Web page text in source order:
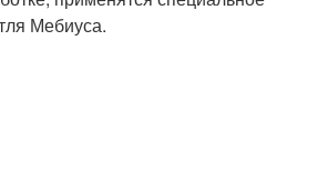
Мебиуса.